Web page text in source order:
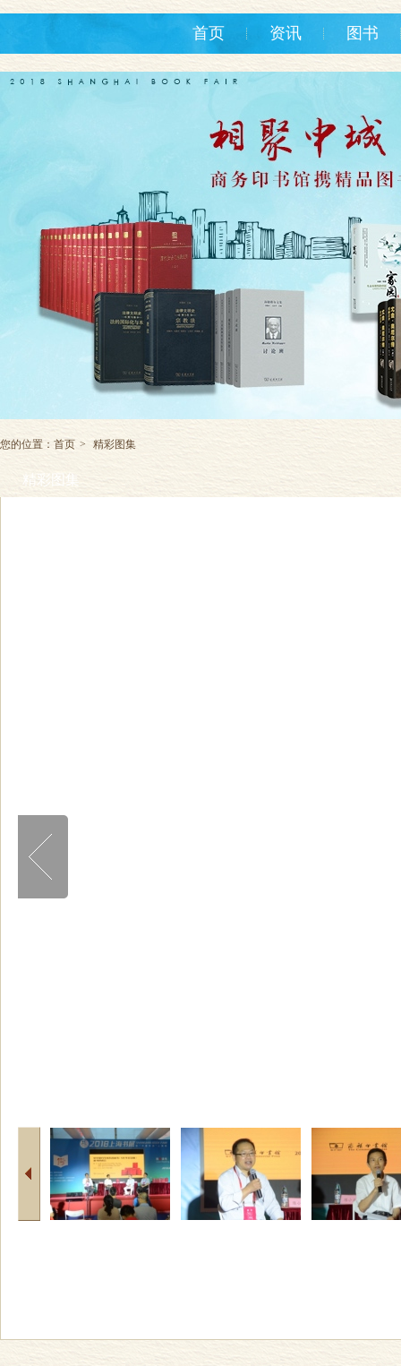
首页 资讯 图书
您的位置： 首页 > 精彩图集
精彩图集